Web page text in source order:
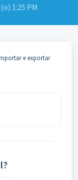
1:25 PM
e exportar